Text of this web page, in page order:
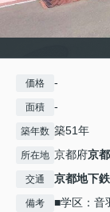
価格 -
面積 -
築年数 築51年
所在地 京都府京
交通 京都地下
備考
■学区：音